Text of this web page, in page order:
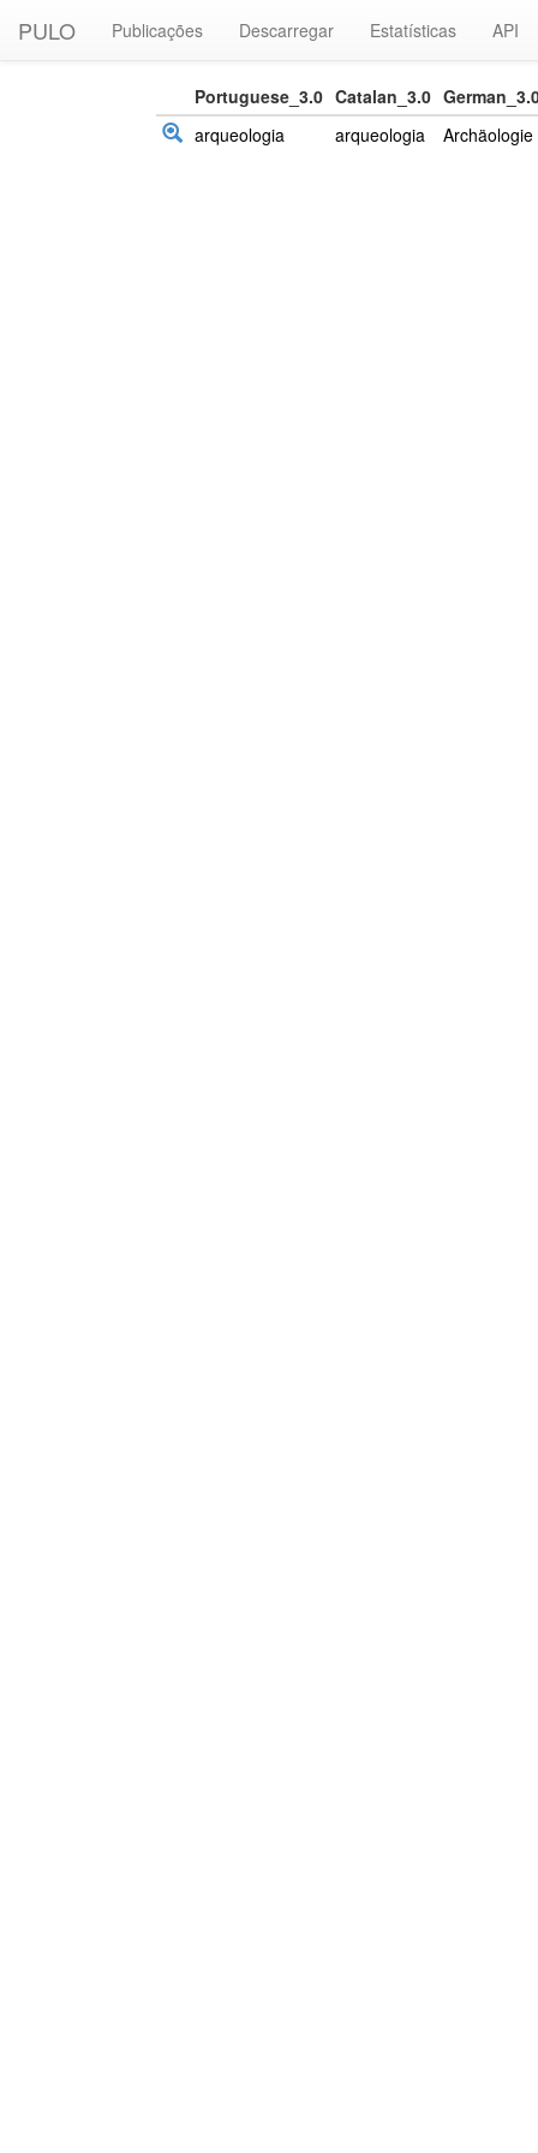
PULO Publicações Descarregar Estatísticas API
Portuguese_3.0 Catalan_3.0
arqueologia
arqueologia Archäologie